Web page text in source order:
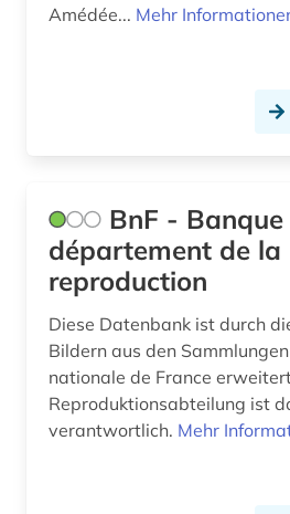
kunstvermittlung (1)
künstlerbiografie (1)
landeskunde (10)
lexikon (1)
libanon (1)
lieferbares buch (2)
Amédée... Mehr
BnF -
département de la
reproduction
Diese Datenbank ist durch
Bildern aus den
nationale de France
Reproduktionsabteilung ist
verantwortlich. Mehr